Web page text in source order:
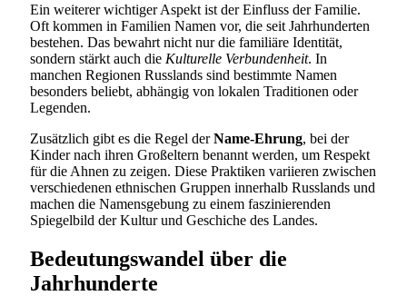
Ein weiterer wichtiger Aspekt ist der Einfluss der Familie.
Oft kommen in Familien Namen vor, die seit Jahrhunderten
bestehen. Das bewahrt nicht nur die familiäre Identität,
sondern stärkt auch die Kulturelle Verbundenheit. In
manchen Regionen Russlands sind bestimmte Namen
besonders beliebt, abhängig von lokalen Traditionen oder
Legenden.
Zusätzlich gibt es die Regel derName-Ehrung, bei der
Kinder nach ihren Großeltern benannt werden, um Respekt
für die Ahnen zu zeigen. Diese Praktiken variieren zwischen
verschiedenen ethnischen Gruppen innerhalb Russlands und
machen die Namensgebung zu einem faszinierenden
Spiegelbild der Kultur und Geschiche des Landes.
Bedeutungswandel über die
Jahrhunderte